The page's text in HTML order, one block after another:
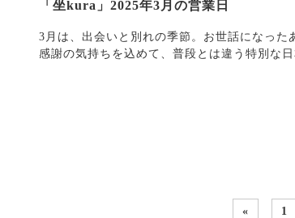
「坐kura」2025年3月の営業日
3月は、出会いと別れの季節。お世話になった
感謝の気持ちを込めて、普段とは違う特別な日
« 1